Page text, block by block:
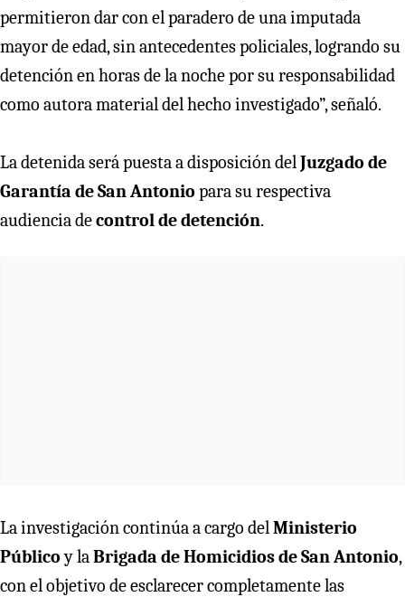
permitieron dar con el paradero de una imputada
mayor de edad, sin antecedentes policiales, logrando su
detención en horas de la noche por su responsabilidad
como autora material del hecho investigado”, señaló.
La detenida será puesta a disposición delJuzgado de
Garantía de San Antonio para su respectiva
audiencia decontrol de detención.
La investigación continúa a cargo delMinisterio
Públicoy laBrigada de Homicidios de San Antonio,
con el objetivo de esclarecer completamente las